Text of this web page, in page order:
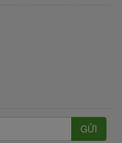
GỬI